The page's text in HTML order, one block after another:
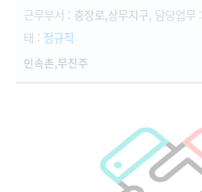
근무부서 : 충장로,상무지구, 담당업무 :
태 : 정규직
민속촌,무진주